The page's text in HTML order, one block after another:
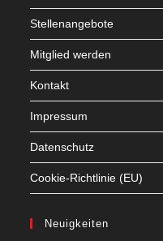
Stellenangebote
Mitglied werden
Kontakt
Impressum
Datenschutz
Cookie-Richtlinie (EU)
Neuigkeiten